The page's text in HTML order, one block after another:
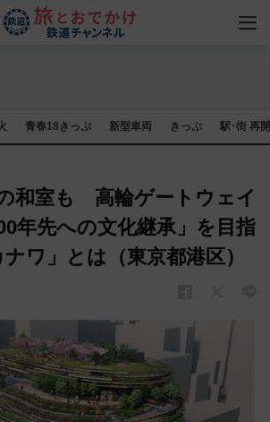
青春18きっぷ 新型車両 きっぷ 駅･街 再
和室も 高輪ゲートウェイ
年先への文化継承」を目指
ワ」とは（東京都港区）